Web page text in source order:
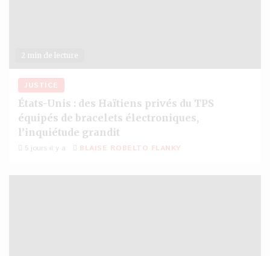
2 min de lecture
JUSTICE
États-Unis : des Haïtiens privés du TPS
équipés de bracelets électroniques,
l’inquiétude grandit
5 jours il y a BLAISE ROBELTO FLANKY